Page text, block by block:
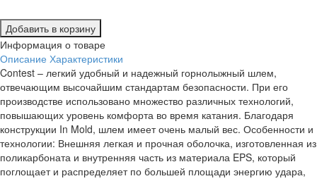
Добавить в корзину
Информация о товаре
Описание Характеристики
Contest – легкий удобный и надежный горнолыжный шлем,
отвечающим высочайшим стандартам безопасности. При его
производстве использовано множество различных технологий,
повышающих уровень комфорта во время катания. Благодаря
конструкции In Mold, шлем имеет очень малый вес. Особенности и
технологии: Внешняя легкая и прочная оболочка, изготовленная из
поликарбоната и внутренняя часть из материала EPS, который
поглощает и распределяет по большей площади энергию удара,